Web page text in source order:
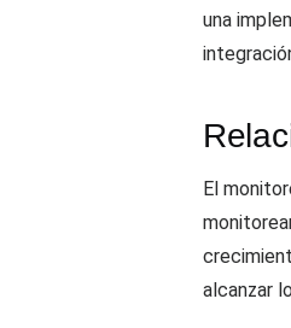
una
El
alcanzar